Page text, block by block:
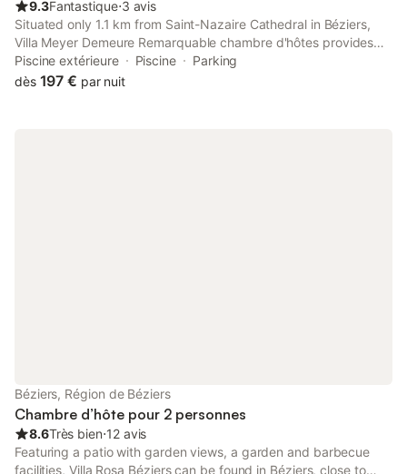
9.3Fantastique⋅3 avis
Situated only 1.1 km from Saint-Nazaire Cathedral in Béziers,
Villa Meyer Demeure Remarquable chambre d'hôtes provides
accommodation equipped with a patio, garden and seasonal
outdoor pool.
Piscine extérieure Piscine
Parking
dès 197 € par nuit
Béziers, Région de Béziers
Chambre d’hôte pour 2 personnes
8.6Très bien⋅12 avis
Featuring a patio with garden views, a garden and barbecue
facilities, Villa Rosa Béziers can be found in Béziers, close to